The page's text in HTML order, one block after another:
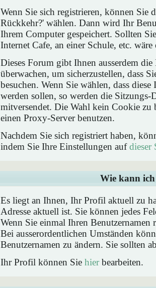
Wenn Sie sich registrieren, können Sie
Rückkehr?' wählen. Dann wird Ihr
Ihrem Computer gespeichert. Sollten
Internet Cafe, an einer Schule, etc.
Dieses Forum gibt Ihnen ausserdem
überwachen, um sicherzustellen, dass
besuchen. Wenn Sie wählen, dass
werden sollen, so werden die
mitversendet. Die Wahl kein Cookie zu
einen Proxy-Server benutzen.
Nachdem Sie sich registriert haben,
indem Sie Ihre Einstellungen aufdieser
Wie kann
Es liegt an Ihnen, Ihr Profil aktuell zu
Adresse aktuell ist. Sie können jedes
Wenn Sie einmal Ihren
Bei ausserordentlichen Umständen
Benutzernamen zu ändern. Sie sollten
Ihr Profil können Sie hierbearbeiten.